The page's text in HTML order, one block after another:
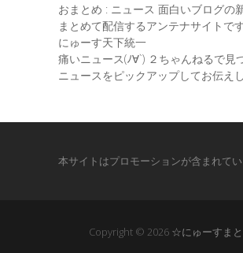
おまとめ : ニュース 面白いブログの
まとめて配信するアンテナサイトです
にゅーす天下統一
痛いニュース(ﾉ∀`) ２ちゃんねるで見
ニュースをピックアップしてお伝えし
本サイトはプロモーションが含まれて
Copyright © 2026 ☆にゅーすま